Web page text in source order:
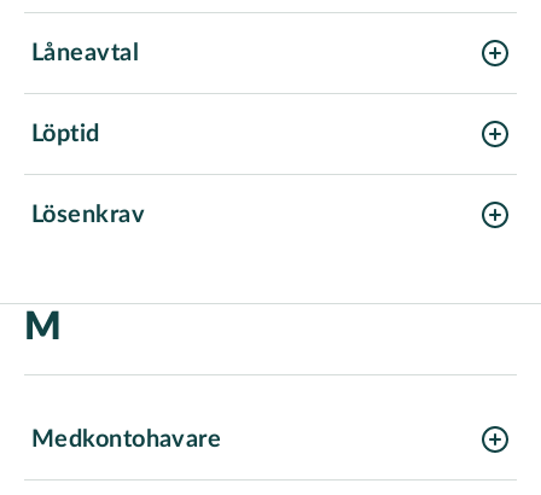
Låneavtal
Löptid
Lösenkrav
M
Medkontohavare